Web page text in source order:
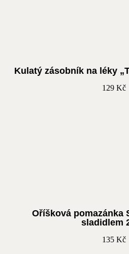
Kulatý zásobník na léky
129 Kč
Oříšková pomazánka
sladidlem
135 Kč